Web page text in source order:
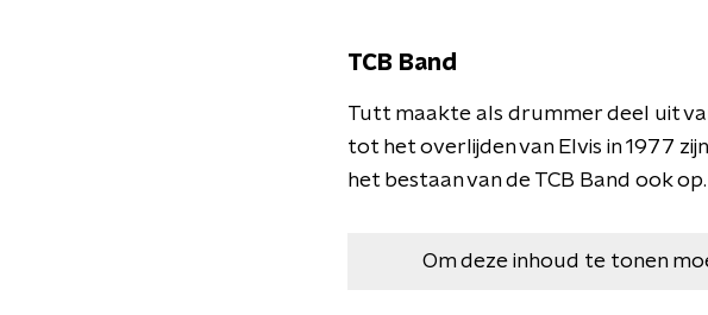
TCB Band
Tutt maakte als drummer deel uit
tot het overlijden van Elvis in 1977
het bestaan van de TCB Band ook op.
Om deze inhoud te tonen